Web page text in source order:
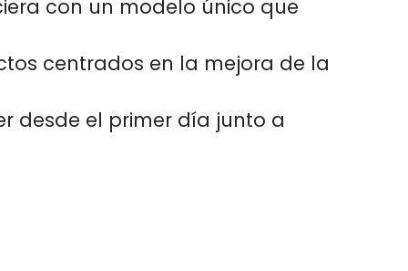
con un modelo único que
centrados en la mejora de la
desde el primer día junto a